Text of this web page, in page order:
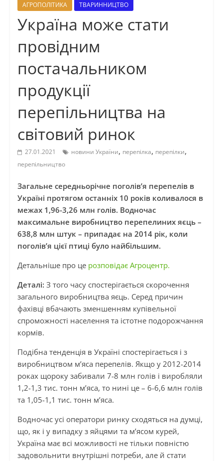
АГРОПОЛІТИКА ТВАРИННИЦТВО
Україна може стати
провідним
постачальником
продукції
перепільництва на
світовий ринок
27.01.2021 новини України, перепілка, перепілки,
перепільництво
Загальне середньорічне поголів’я перепелів в
Україні протягом останніх 10 років коливалося в
межах 1,96-3,26 млн голів. Водночас
максимальне виробництво перепелиних яєць –
638,8 млн штук – припадає на 2014 рік, коли
поголів’я цієї птиці було найбільшим.
Детальніше про це розповідає Агроцентр.
Деталі: З того часу спостерігається скорочення
загального виробництва яєць. Серед причин
фахівці вбачають зменшенням купівельної
спроможності населення та істотне подорожчання
кормів.
Подібна тенденція в Україні спостерігається і з
виробництвом м’яса перепелів. Якщо у 2012-2014
роках щороку забивали 7-8 млн голів і виробляли
1,2-1,3 тис. тонн м’яса, то нині це – 6-6,6 млн голів
та 1,05-1,1 тис. тонн м’яса.
Водночас усі оператори ринку сходяться на думці,
що, як і у випадку з яйцями та м’ясом курей,
Україна має всі можливості не тільки повністю
задовольнити внутрішні потреби, але й стати